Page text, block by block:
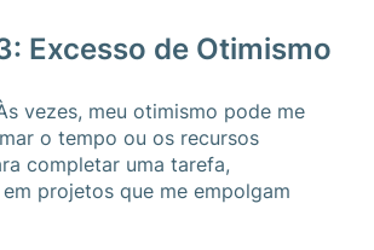
Excesso de Otimismo
vezes, meu otimismo pode me
o tempo ou os recursos
completar uma tarefa,
projetos que me empolgam